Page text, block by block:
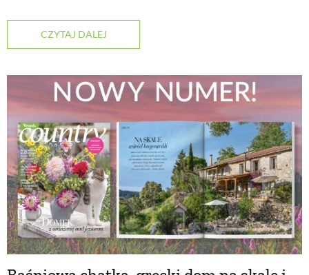
CZYTAJ DALEJ
NATURALNIE
NATURALNA APTECZKA
DLA DOMU
EKO ŻYCIE
PRZYRODA